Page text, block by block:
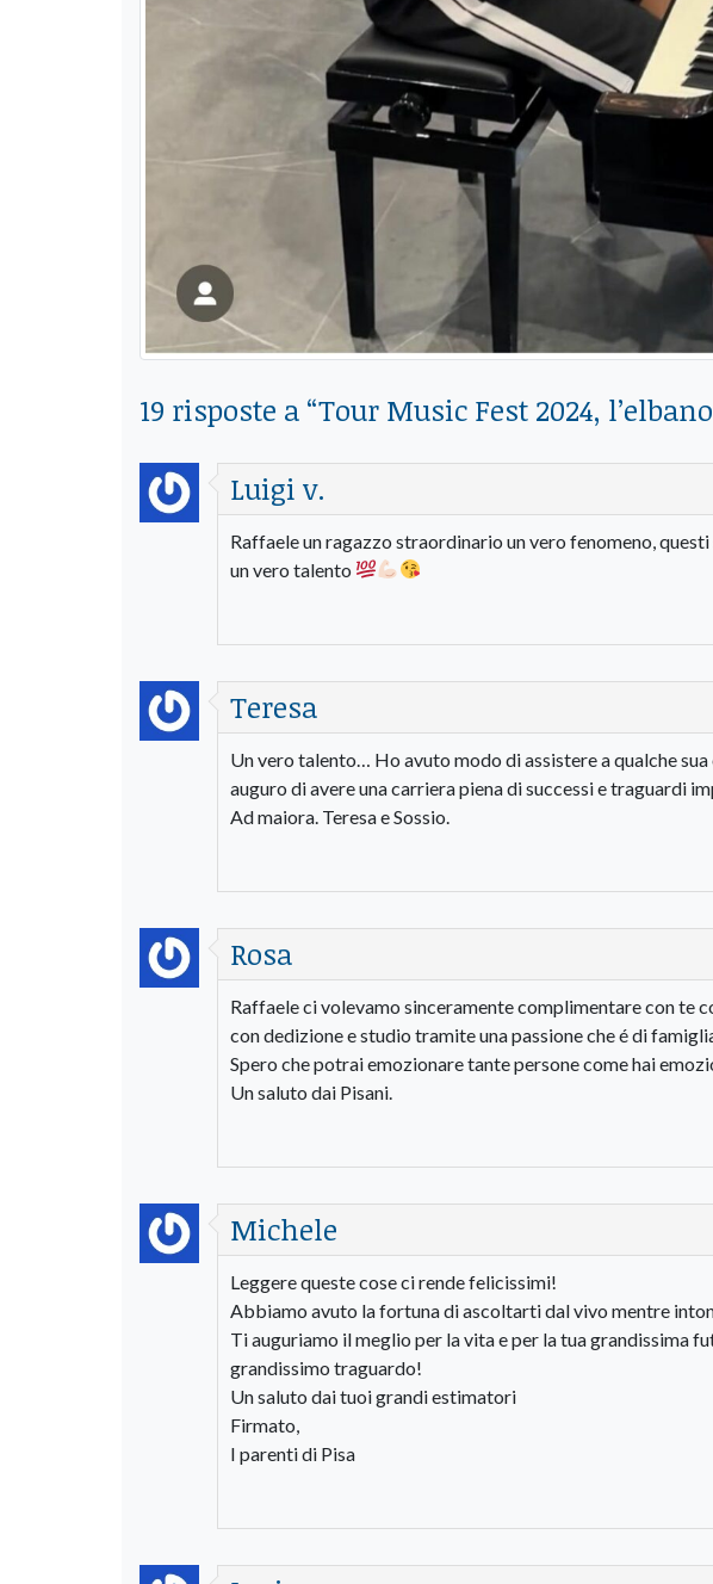
19 risposte a “Tour Music Fest 2024,
Luigi v.
Raffaele un ragazzo straordinario un vero fenomeno,
un vero talento
Teresa
Un vero talento… Ho avuto modo di assistere a qualche
auguro di avere una carriera piena di successi e traguardi
Ad maiora. Teresa e Sossio.
Rosa
Raffaele ci volevamo sinceramente complimentare con te
con dedizione e studio tramite una passione che é di
Spero che potrai emozionare tante persone come hai
Un saluto dai Pisani.
Michele
Leggere queste cose ci rende felicissimi!
Abbiamo avuto la fortuna di ascoltarti dal vivo mentre
Ti auguriamo il meglio per la vita e per la tua grandissima
grandissimo traguardo!
Un saluto dai tuoi grandi estimatori
Firmato,
I parenti di Pisa